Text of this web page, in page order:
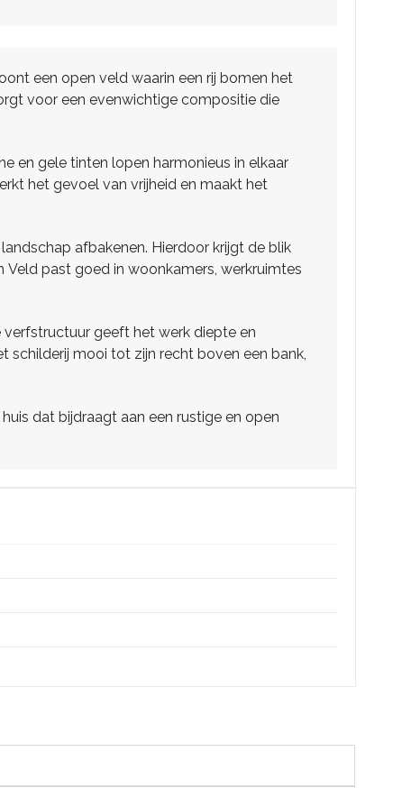
een open veld waarin een rij bomen het
voor een evenwichtige compositie die
en gele tinten lopen harmonieus in elkaar
het gevoel van vrijheid en maakt het
afbakenen. Hierdoor krijgt de blik
past goed in woonkamers, werkruimtes
geeft het werk diepte en
schilderij mooi tot zijn recht boven een bank,
dat bijdraagt aan een rustige en open